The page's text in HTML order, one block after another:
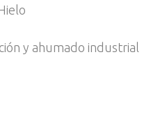
y ahumado industrial